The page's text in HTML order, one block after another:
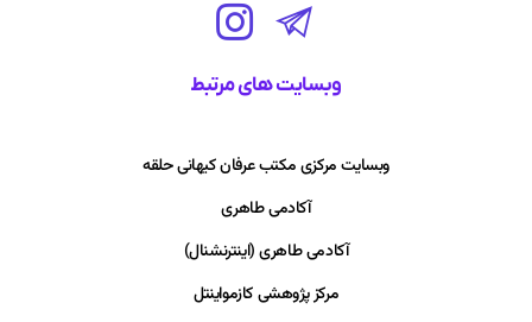
وبسایت های مرتبط
وبسایت مرکزی مکتب عرفان کیهانی حلقه
آکادمی طاهری
آکادمی طاهری (اینترنشنال)
مرکز پژوهشی کازمواینتل